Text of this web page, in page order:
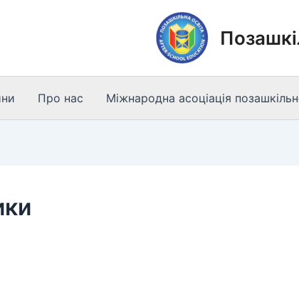
Про нас Міжнародна асоціація